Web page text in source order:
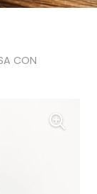
CON